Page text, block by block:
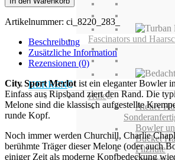
Fascinators und
HERREN
Hüte
Atelier
Bowler
Bucket
Filzhüte
Merlot
Menge
Artikelnummer: ci_8220_283_
Beschreibung
Zusätzliche Information
Rezensionen (0)
City Sport Merlot ist ein eleganter Bowler
Einfass aus Ripsband ziert den Rand. Die
Melone sind die klassisch aufgestellte
runde Kopf.
Noch immer werden Churchill, Charlie
berühmte Träger dieser Melone (oder auch
einiger Zeit als moderne Kopfbedeckung